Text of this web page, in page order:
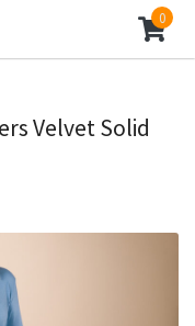
0
Velvet Solid